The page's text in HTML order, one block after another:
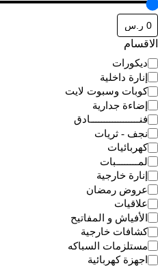
الاقسام
التصنيف
ديكورات
إنارة داخلية
كوبات وسبوت لايت
إضاءة جدارية
فنــــــــــــــــــادق
نجف - ثريات
كهربائيات
لمــــــــبات
إنارة خارجية
عروض رمضان
علاقيات
الأفياش و المفاتيح
كشافات خارجية
مستلزمات السباكه
اجهزة كهربائية